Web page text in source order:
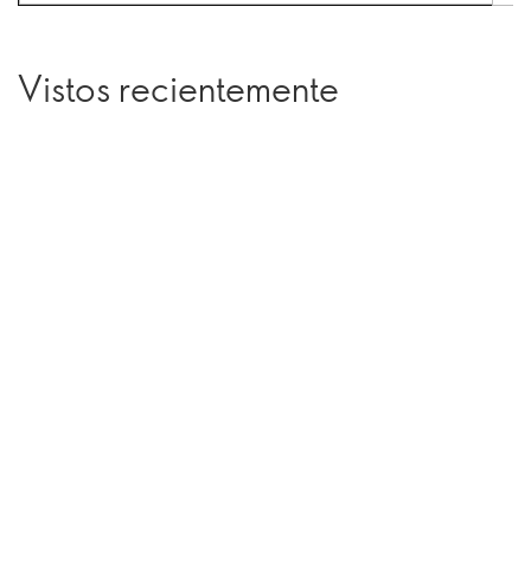
Vistos recientemente